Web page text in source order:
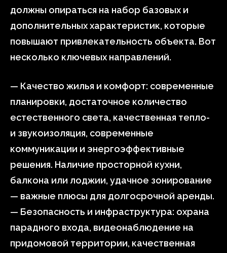
должны опираться на набор базовых и
дополнительных характеристик, которые
повышают привлекательность объекта. Вот
несколько ключевых направлений.
— Качество жилья и комфорт: современные
планировки, достаточное количество
естественного света, качественная тепло-
и звукоизоляция, современные
коммуникации и энергоэффективные
решения. Наличие просторной кухни,
балкона или лоджии, удачное зонирование
— важные плюсы для долгосрочной аренды.
— Безопасность и инфраструктура: охрана
парадного входа, видеонаблюдение на
придомовой территории, качественная